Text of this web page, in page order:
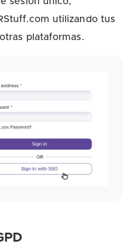
utilizando tus
plataformas.